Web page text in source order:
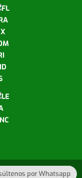
por Whatsapp